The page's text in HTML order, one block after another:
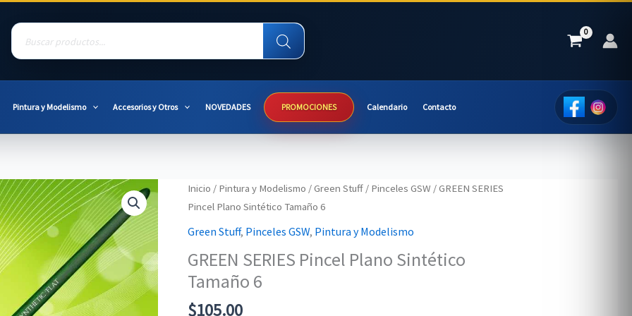
Products
search
Pintura y Modelismo Accesorios y Otros NOVEDADES PROMOCIONES Calendario Contacto
Inicio / Pintura y Modelismo /Green Stuff/ Pinceles GSW / GREEN SERIES
Pincel Plano Sintético Tamaño 6
Green Stuff, Pinceles GSW, Pintura y Modelismo
GREEN SERIES Pincel Plano Sintético
Tamaño 6
$105.00